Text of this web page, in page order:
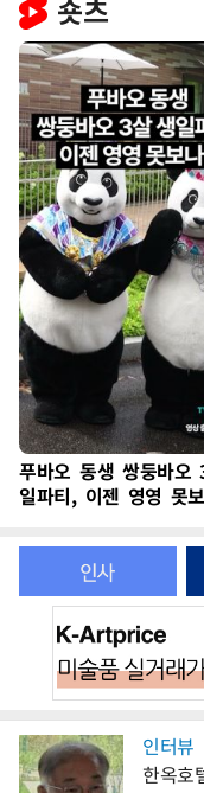
숏츠
푸바오 동생 쌍둥바오
일파티, 이젠 영영 못
인터뷰
한옥